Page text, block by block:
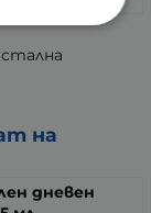
на
дневен